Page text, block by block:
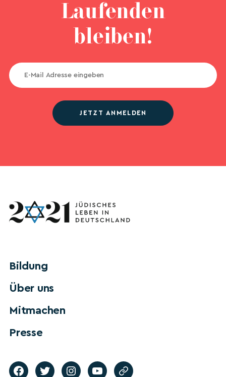
Laufenden
bleiben!
JETZT ANMELDEN
Bildung
Über uns
Mitmachen
Presse